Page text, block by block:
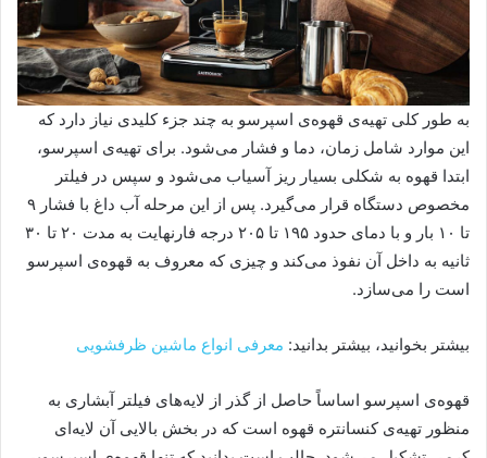
به طور کلی تهیه‌ی قهوه‌ی اسپرسو به چند جزء کلیدی نیاز دارد که
این موارد شامل زمان، دما و فشار می‌شود. برای تهیه‌ی اسپرسو،
ابتدا قهوه به شکلی بسیار ریز آسیاب می‌شود و سپس در فیلتر
مخصوص دستگاه قرار می‌گیرد. پس از این مرحله آب داغ با فشار ۹
تا ۱۰ بار و با دمای حدود ۱۹۵ تا ۲۰۵ درجه فارنهایت به مدت ۲۰ تا ۳۰
ثانیه به داخل آن نفوذ می‌کند و چیزی که معروف به قهوه‌ی اسپرسو
است را می‌سازد.
بیشتر بخوانید، بیشتر بدانید: معرفی انواع ماشین ظرفشویی
قهوه‌ی اسپرسو اساساً حاصل از گذر از لایه‌های فیلتر آبشاری به
منظور تهیه‌ی کنسانتره قهوه است که در بخش بالایی آن لایه‌ای